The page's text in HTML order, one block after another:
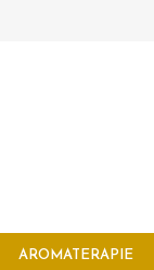
AROMATERAPIE